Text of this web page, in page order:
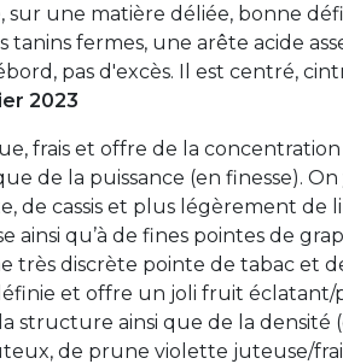
une matière déliée, bonne
tanins fermes, une arête acide
pas d'excès. Il est centré,
2023
frais et offre de la
de la puissance (en finesse).
de cassis et plus légèrement de
ainsi qu’à de fines pointes de
très discrète pointe de tabac et
et offre un joli fruit éclatant/
structure ainsi que de la densité
de prune violette juteuse/